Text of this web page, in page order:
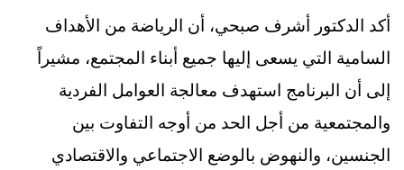
أكد الدكتور أشرف صبحي، أن الرياضة من الأهداف
السامية التي يسعى إليها جميع أبناء المجتمع، مشيراً
إلى أن البرنامج استهدف معالجة العوامل الفردية
والمجتمعية من أجل الحد من أوجه التفاوت بين
الجنسين، والنهوض بالوضع الاجتماعي والاقتصادي